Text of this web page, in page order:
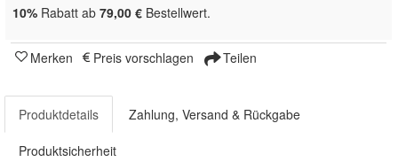
10% Rabatt ab 79,00 € Bestellwert.
Merken Preis vorschlagen Teilen
Produktdetails Zahlung, Versand & Rückgabe
Produktsicherheit